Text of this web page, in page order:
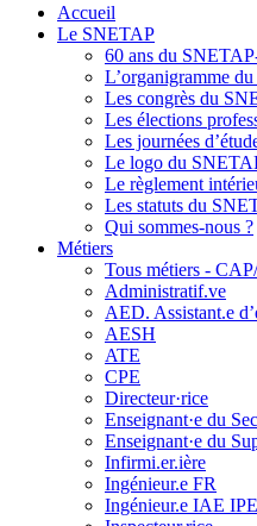
Accueil
Le SNETAP
60 ans du
L’organigramme
Les congrès du
Les élections
Les journées
Le logo du
Le règlement
Les statuts du
Qui sommes-nous ?
Métiers
Tous métiers -
Administratif.ve
AED. Assistant.e
AESH
ATE
CPE
Directeur·rice
Enseignant·e du
Enseignant·e du
Infirmi.er.ière
Ingénieur.e FR
Ingénieur.e IAE